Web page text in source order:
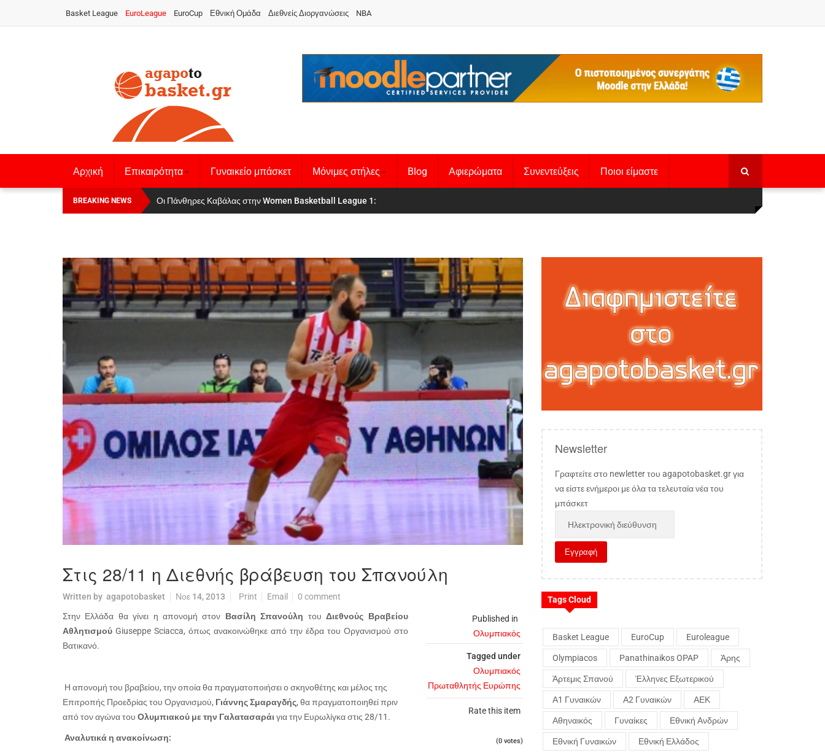
Basket League EuroLeague EuroCup Εθνική Ομάδα Διεθνείς Διοργανώσεις NBA
Αρχική Επικαιρότητα Γυναικείο μπάσκετ Μόνιμες στήλες Blog Αφιερώματα Συνεντεύξεις Ποιοι είμαστε
BREAKING NEWS Οι Πάνθηρες Καβάλας στην Women Basketball League 1
Αναχώρησε για τα Γιάννενα η Εθνική Γυναικών
Στις 28/11 η Διεθνής βράβευση του Σπανούλη
Written by agapotobasket Νοε 14, 2013 Print Email 0 comment
Published in
Ολυμπιακός
Tagged under
Ολυμπιακός
Πρωταθλητής Ευρώπης
Rate this item
(0 votes)
Στην Ελλάδα θα γίνει η απονομή στον Βασίλη Σπανούλη τουΔιεθνούς Βραβείου
Αθλητισμού Giuseppe Sciacca, όπως ανακοινώθηκε από την έδρα του Οργανισμού στο
Βατικανό.
Η απονομή του βραβείου, την οποία θα πραγματοποιήσει ο σκηνοθέτης και μέλος της
Επιτροπής Προεδρίας του Οργανισμού, Γιάννης Σμαραγδής, θα πραγματοποιηθεί πριν
από τον αγώνα του Ολυμπιακού με την Γαλατασαράι για την Ευρωλίγκα στις 28/11.
Αναλυτικά η ανακοίνωση:
Newsletter
Γραφτείτε στο newletter του agapotobasket.gr για
να είστε ενήμεροι με όλα τα τελευταία νέα του
μπάσκετ
Tags Cloud
Basket League EuroCup Euroleague
Olympiacos Panathinaikos OPAP Άρης
Άρτεμις Σπανού Έλληνες Εξωτερικού
Α1 Γυναικών Α2 Γυναικών ΑΕΚ
Αθηναικός Γυναίκες Εθνική Ανδρών
Εθνική Γυναικών Εθνική Ελλάδος